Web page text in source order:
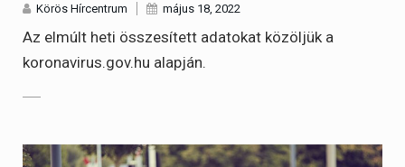
Körös Hírcentrum május 18, 2022
Az elmúlt heti összesített adatokat közöljük a
koronavirus.gov.hu alapján.